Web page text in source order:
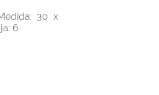
30 x
6